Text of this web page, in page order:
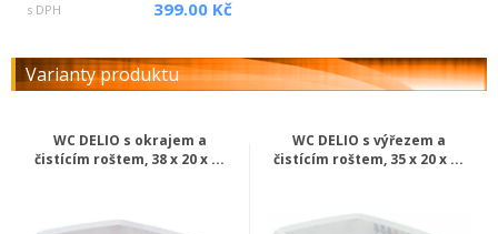
s DPH 399.00 Kč
Varianty produktu
WC DELIO s okrajem a
čistícím roštem, 38 x 20 x ...
WC DELIO s výřezem a
čistícím roštem, 35 x 20 x ...